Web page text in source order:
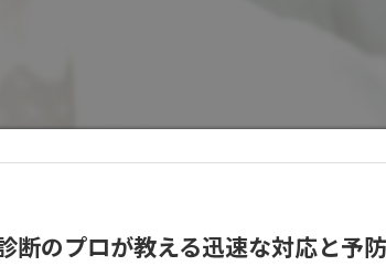
断のプロが教える迅速な対応と予